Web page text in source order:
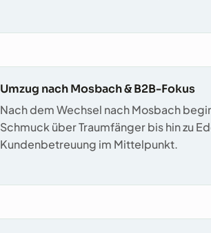
Umzug nach Mosbach & B2B-Fokus
Nach dem Wechsel nach Mosbach
Schmuck über Traumfänger bis hin zu
Kundenbetreuung im Mittelpunkt.